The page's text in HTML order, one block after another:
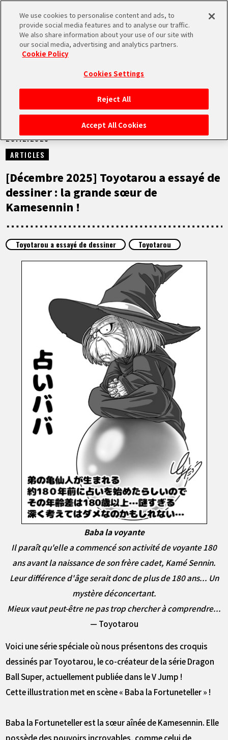
MEN
ACCUEIL
NEWS
À NE PAS MANQUER
VIDÉOS
ARTICLES
À PROPOS
LANGUAGE
EN FR DE ES
NEWS
20.12.2025
ARTICLES
[Décembre 2025] Toyotarou a essayé de
dessiner : la grande sœur de
Kamesennin !
Toyotarou a essayé de dessiner Toyotarou
Baba la voyante
Il paraît qu'elle a commencé son activité de voyante 180
ans avant la naissance de son frère cadet, Kamé Sennin.
Leur différence d'âge serait donc de plus de 180 ans... Un
mystère déconcertant.
Mieux vaut peut-être ne pas trop chercher à comprendre...
— Toyotarou
Voici une série spéciale où nous présentons des croquis
dessinés par Toyotarou, le co-créateur de la série Dragon
Ball Super, actuellement publiée dans le V Jump !
Cette illustration met en scène « Baba la Fortuneteller » !
Baba la Fortuneteller est la sœur aînée de Kamesennin. Elle
possède des pouvoirs incroyables, comme celui de
We use cookies to personalise content and ads, to
provide social media features and to analyse our traffic.
We also share information about your use of our site with
our social media, advertising and analytics partners.
Cookie Policy
Cookies Settings
Reject All
Accept All Cookies